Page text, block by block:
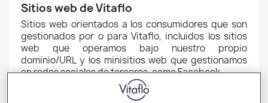
Sitios web de Vitaflo
Sitios web orientados a los consumidores que son
gestionados por o para Vitaflo, incluidos los sitios
web que operamos bajo nuestro propio
dominio/URL y los minisitios web que gestionamos
en redes sociales de terceros, como Facebook.
Páginas móviles/aplicaciones